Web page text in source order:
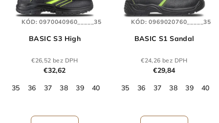
BASIC S3 High
€26,52 bez DPH
€32,62
35
36 37 38 39 40 42 43 44 45 46 47
KÓD:0970040960_____35
BASIC S1 Sandal
€24,26 bez DPH
€29,84
35
36 37 38 39 40
KÓD:0969020760_____35